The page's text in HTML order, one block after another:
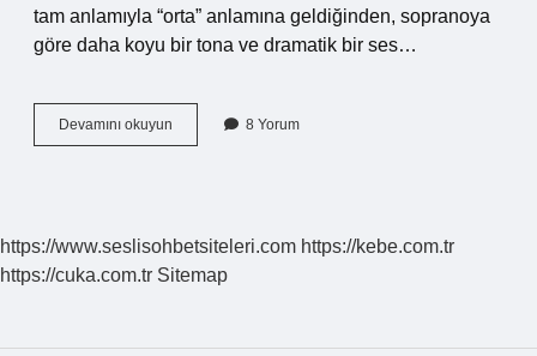
tam anlamıyla “orta” anlamına geldiğinden, sopranoya
göre daha koyu bir tona ve dramatik bir ses…
Devamını okuyun
Ses
8 Yorum
https://www.seslisohbetsiteleri.com https://kebe.com.tr
https://cuka.com.tr Sitemap